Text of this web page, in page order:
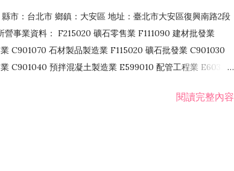
市：台北市 鄉鎮：大安區 地址：臺北市大安區復興南路2段
事業資料： F215020 礦石零售業 F111090 建材批發業
C901070 石材製品製造業 F115020 礦石批發業 C901030
C901040 預拌混凝土製造業 E599010 配管工程業 E603110
F106020 日常用品批發業 F108031 醫療器材批發業閱讀完整內容